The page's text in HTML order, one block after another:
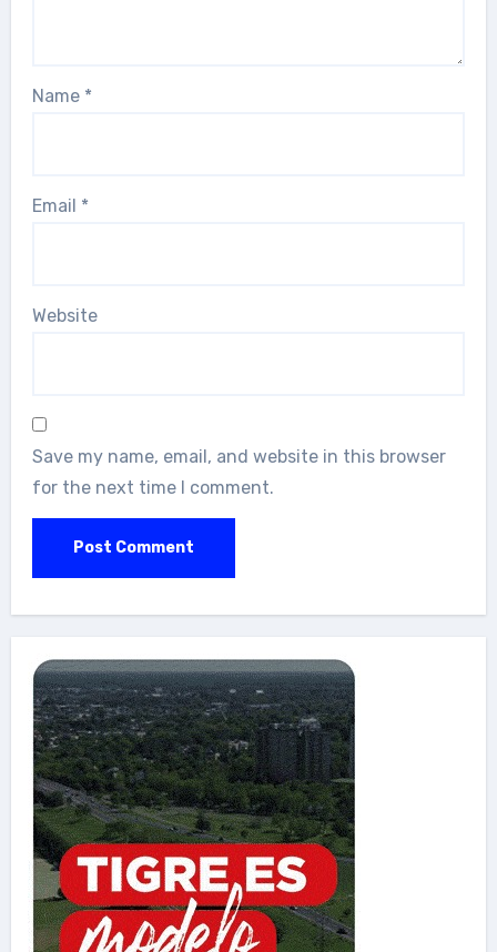
Name *
Email *
Website
Save my name, email, and website in this browser
for the next time I comment.